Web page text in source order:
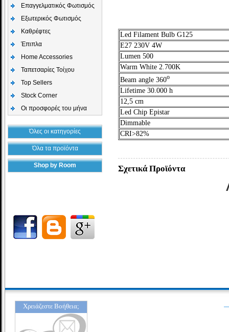
Επαγγελματικός Φωτισμός
Εξωτερικός Φωτισμός
Καθρέφτες
Έπιπλα
Home Accessories
Ταπετσαρίες Τοίχου
Top Sellers
Stock Corner
Οι προσφορές του μήνα
Όλες οι κατηγορίες
Όλα τα προϊόντα
Shop by Room
Led Filament Bulb G125
E27 230V 4W
Lumen 500
Warm White 2.700K
Beam angle 360ο
Lifetime 30.000 h
12,5 cm
Led Chip Epistar
Dimmable
CRI>82%
Σχετικά Προϊόντα
Χρειάζεστε Βοήθεια;